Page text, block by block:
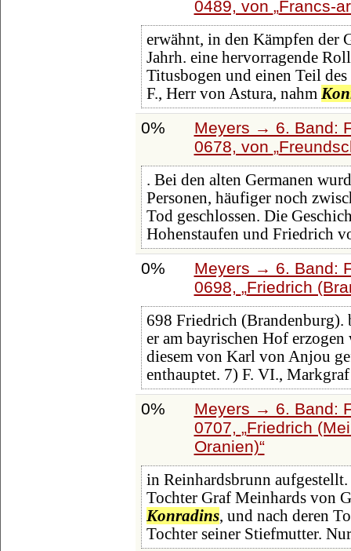
0489, von Francs-
erwähnt, in den Kämpfen der
Jahrh. eine hervorragende
Titusbogen und einen Teil
F., Herr von Astura, nahm
0%
Meyers → 6. Band:
0678, von
. Bei den alten Germanen
Personen, häufiger noch
Tod geschlossen. Die
Hohenstaufen und Friedrich
0%
Meyers → 6. Band:
0698,
Friedrich
698 Friedrich (Brandenburg).
er am bayrischen Hof
diesem von Karl von Anjou
enthauptet. 7) F. VI., Markgraf
0%
Meyers → 6. Band:
0707,
Friedrich
Oranien)
in Reinhardsbrunn
Tochter Graf Meinhards von
Konradins, und nach deren
Tochter seiner Stiefmutter.